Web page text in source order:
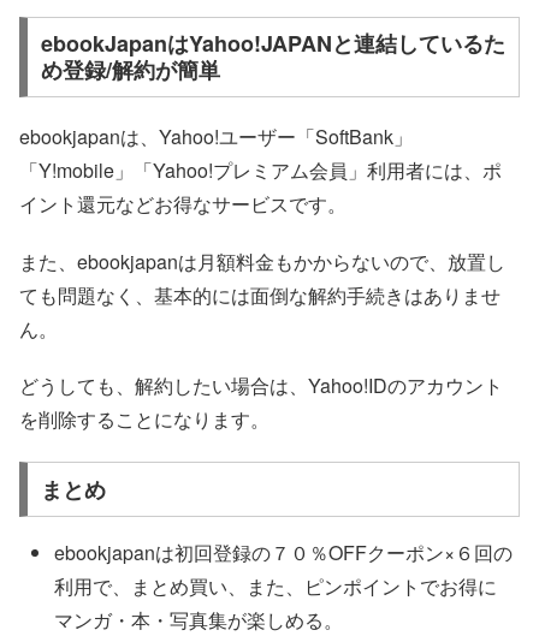
ebookJapanはYahoo!JAPANと連結しているた
め登録/解約が簡単
ebookjapanは、Yahoo!ユーザー「SoftBank」
「Y!mobile」「Yahoo!プレミアム会員」利用者には、ポ
イント還元などお得なサービスです。
また、ebookjapanは月額料金もかからないので、放置し
ても問題なく、基本的には面倒な解約手続きはありませ
ん。
どうしても、解約したい場合は、Yahoo!IDのアカウント
を削除することになります。
まとめ
ebookjapanは初回登録の７０％OFFクーポン×６回の
利用で、まとめ買い、また、ピンポイントでお得に
マンガ・本・写真集が楽しめる。